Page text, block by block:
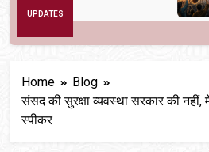
UPDATES
Home
Blog
संसद की सुरक्षा व्यवस्था सरकार की नहीं,
स्पीकर